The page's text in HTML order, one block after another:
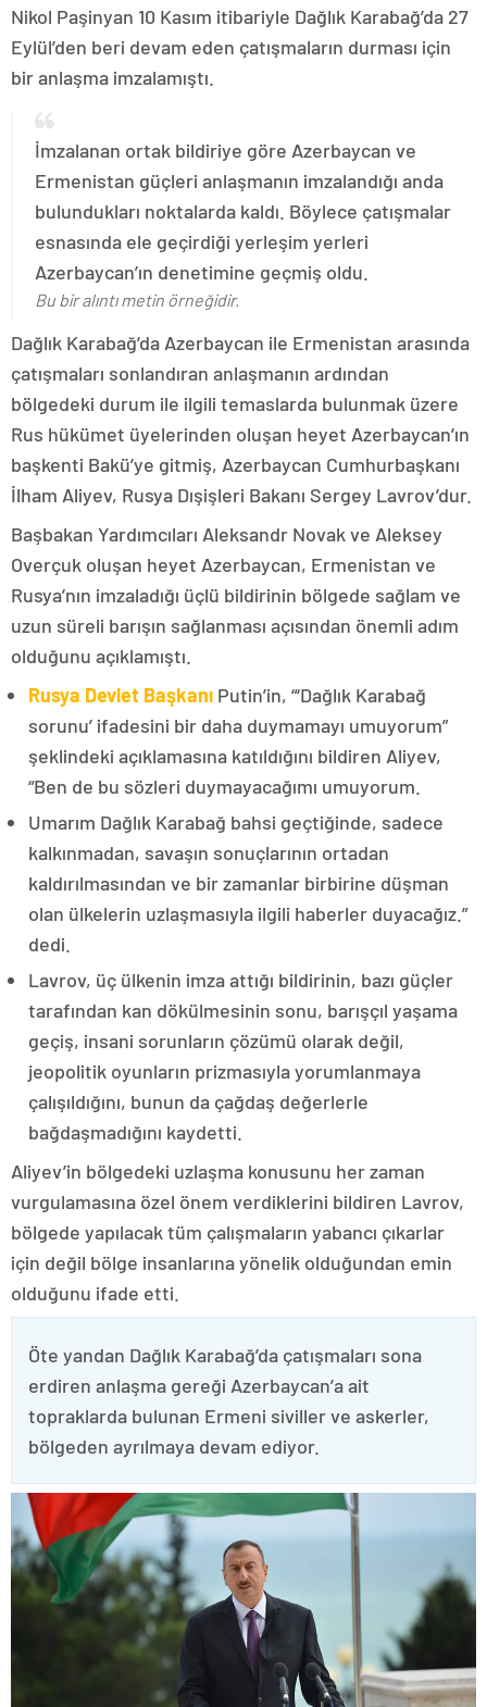
Nikol Paşinyan 10 Kasım itibariyle Dağlık Karabağ’da 27
Eylül’den beri devam eden çatışmaların durması için
bir anlaşma imzalamıştı.
İmzalanan ortak bildiriye göre Azerbaycan ve
Ermenistan güçleri anlaşmanın imzalandığı anda
bulundukları noktalarda kaldı. Böylece çatışmalar
esnasında ele geçirdiği yerleşim yerleri
Azerbaycan’ın denetimine geçmiş oldu.
Bu bir alıntı metin örneğidir.
Dağlık Karabağ’da Azerbaycan ile Ermenistan arasında
çatışmaları sonlandıran anlaşmanın ardından
bölgedeki durum ile ilgili temaslarda bulunmak üzere
Rus hükümet üyelerinden oluşan heyet Azerbaycan’ın
başkenti Bakü’ye gitmiş, Azerbaycan Cumhurbaşkanı
İlham Aliyev, Rusya Dışişleri Bakanı Sergey Lavrov’dur.
Başbakan Yardımcıları Aleksandr Novak ve Aleksey
Overçuk oluşan heyet Azerbaycan, Ermenistan ve
Rusya’nın imzaladığı üçlü bildirinin bölgede sağlam ve
uzun süreli barışın sağlanması açısından önemli adım
olduğunu açıklamıştı.
Rusya Devlet Başkanı Putin’in, “‘Dağlık Karabağ
sorunu’ ifadesini bir daha duymamayı umuyorum”
şeklindeki açıklamasına katıldığını bildiren Aliyev,
“Ben de bu sözleri duymayacağımı umuyorum.
Umarım Dağlık Karabağ bahsi geçtiğinde, sadece
kalkınmadan, savaşın sonuçlarının ortadan
kaldırılmasından ve bir zamanlar birbirine düşman
olan ülkelerin uzlaşmasıyla ilgili haberler duyacağız.”
dedi.
Lavrov, üç ülkenin imza attığı bildirinin, bazı güçler
tarafından kan dökülmesinin sonu, barışçıl yaşama
geçiş, insani sorunların çözümü olarak değil,
jeopolitik oyunların prizmasıyla yorumlanmaya
çalışıldığını, bunun da çağdaş değerlerle
bağdaşmadığını kaydetti.
Aliyev’in bölgedeki uzlaşma konusunu her zaman
vurgulamasına özel önem verdiklerini bildiren Lavrov,
bölgede yapılacak tüm çalışmaların yabancı çıkarlar
için değil bölge insanlarına yönelik olduğundan emin
olduğunu ifade etti.
Öte yandan Dağlık Karabağ’da çatışmaları sona
erdiren anlaşma gereği Azerbaycan’a ait
topraklarda bulunan Ermeni siviller ve askerler,
bölgeden ayrılmaya devam ediyor.